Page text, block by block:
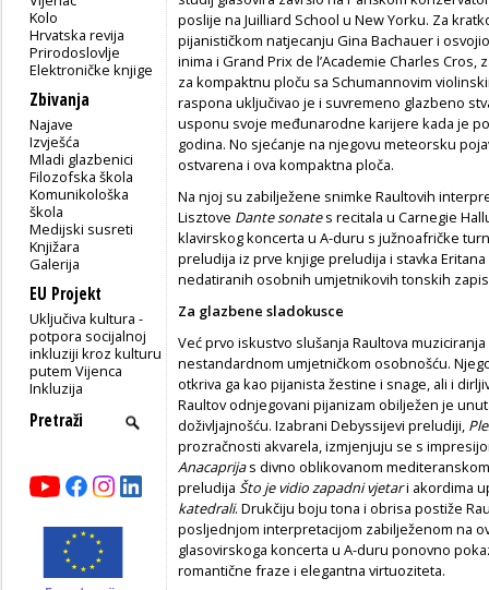
Kolo
Hrvatska revija
Prirodoslovlje
Elektroničke knjige
Zbivanja
Najave
Izvješća
Mladi glazbenici
Filozofska škola
Komunikološka
škola
Medijski susreti
Knjižara
Galerija
EU Projekt
Uključiva kultura -
potpora socijalnoj
inkluziji kroz kulturu
putem Vijenca
Inkluzija
poslije na Juilliard School u New Yorku. Za
pijanističkom natjecanju Gina Bachauer i
inima i Grand Prix de l’Academie Charles
za kompaktnu ploču sa Schumannovim
raspona uključivao je i suvremeno glazbeno
usponu svoje međunarodne karijere kada je
godina. No sjećanje na njegovu meteorsku
ostvarena i ova kompaktna ploča.
Na njoj su zabilježene snimke Raultovih
Lisztove Dante sonates recitala u Carnegie
klavirskog koncerta u A-duru s južnoafričke
preludija iz prve knjige preludija i stavka
nedatiranih osobnih umjetnikovih tonskih
Za glazbene sladokusce
Već prvo iskustvo slušanja Raultova
nestandardnom umjetničkom osobnošću.
otkriva ga kao pijanista žestine i snage, ali i
Raultov odnjegovani pijanizam obilježen je
doživljajnošću. Izabrani Debyssijevi preludiji,
prozračnosti akvarela, izmjenjuju se s
Anacaprijas divno oblikovanom
preludija Što je vidio zapadni vjetari akordima
katedrali. Drukčiju boju tona i obrisa postiže
posljednjom interpretacijom zabilježenom na
glasovirskoga koncerta u A-duru ponovno
romantične fraze i elegantna virtuoziteta.